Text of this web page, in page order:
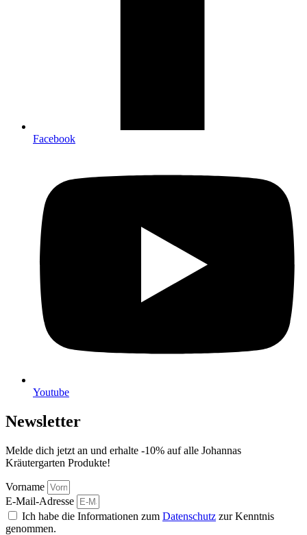
Facebook
Youtube
Newsletter
Melde dich jetzt an und erhalte -10% auf alle Johannas
Kräutergarten Produkte!
Vorname
E-Mail-Adresse
Ich habe die Informationen zum Datenschutz zur Kenntnis
genommen.